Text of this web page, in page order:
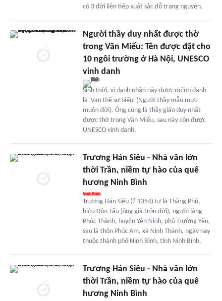
có 3 đời liên tiếp xuất sắc đỗ trạng nguyên.
Người thầy duy nhất được thờ
trong Văn Miếu: Tên được đặt cho
10 ngôi trường ở Hà Nội, UNESCO
vinh danh
Sinh thời, vị danh nhân này được mệnh danh
là 'Vạn thế sư biểu' (Người thầy mẫu mực
muôn đời). Ông cũng là thầy giáo duy nhất
được thờ trong Văn Miếu, sau này còn được
UNESCO vinh danh.
Trương Hán Siêu - Nhà văn lớn
thời Trần, niềm tự hào của quê
hương Ninh Bình
Trương Hán Siêu (?-1354) tự là Thăng Phủ,
hiệu Độn Tẩu (ông già trốn đời), người làng
Phúc Thành, huyện Yên Ninh, phủ Trường Yên,
sau là thôn Phúc Am, xã Ninh Thành, ngày nay
thuộc thành phố Ninh Bình, tỉnh Ninh Bình.
Trương Hán Siêu - Nhà văn lớn
thời Trần, niềm tự hào của quê
hương Ninh Bình